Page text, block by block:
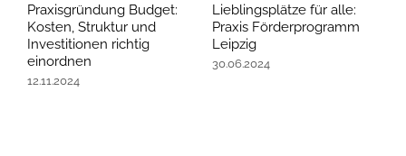
Praxisgründung Budget:
Kosten, Struktur und
Investitionen richtig
einordnen
12.11.2024
Lieblingsplätze für alle:
Praxis Förderprogramm
Leipzig
30.06.2024